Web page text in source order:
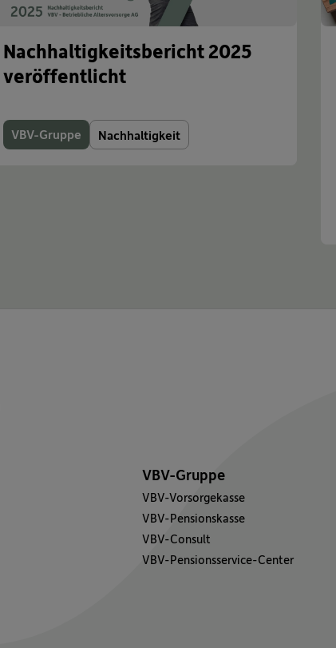
Nachhaltigkeitsbericht 2025
veröffentlicht
VBV-Gruppe Nachhaltigkeit
VBV-Gruppe
VBV-Vorsorgekasse
VBV-Pensionskasse
VBV-Consult
VBV-Pensionsservice-Center